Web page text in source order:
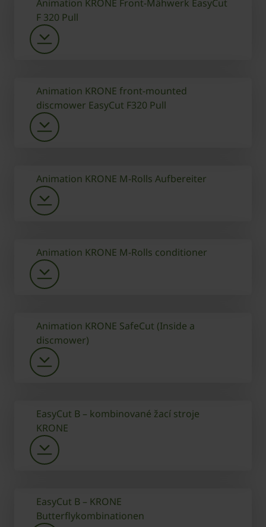
Animation KRONE Front-Mähwerk EasyCut
F 320 Pull
Animation KRONE front-mounted
discmower EasyCut F320 Pull
Animation KRONE M-Rolls Aufbereiter
Animation KRONE M-Rolls conditioner
Animation KRONE SafeCut (Inside a
discmower)
EasyCut B – kombinované žací stroje
KRONE
EasyCut B – KRONE
Butterflykombinationen